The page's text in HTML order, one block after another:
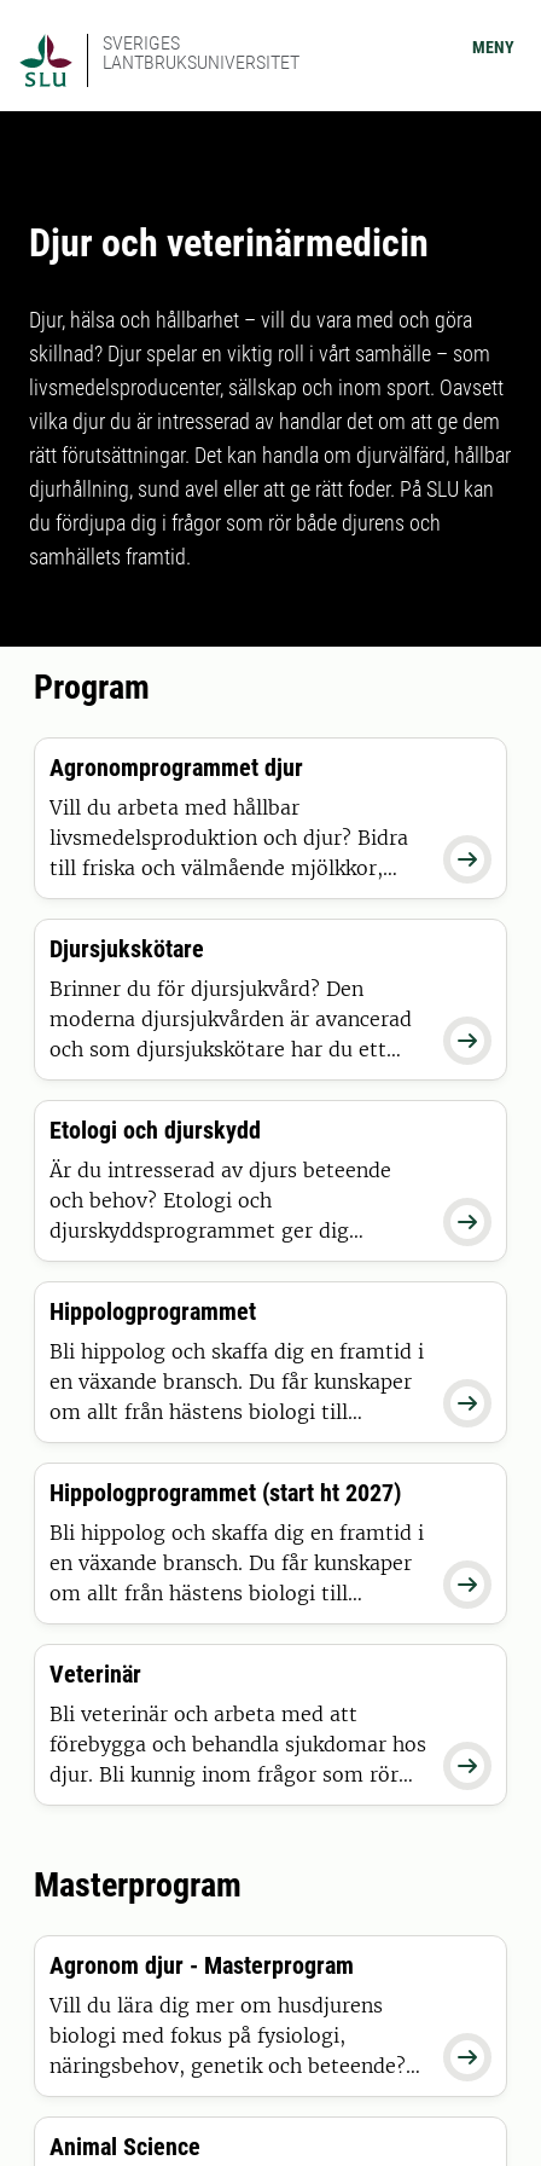
SVERIGES
LANTBRUKSUNIVERSITET
MENY
Djur och veterinärmedicin
Djur, hälsa och hållbarhet – vill du vara med och göra
skillnad? Djur spelar en viktig roll i vårt samhälle – som
livsmedelsproducenter, sällskap och inom sport. Oavsett
vilka djur du är intresserad av handlar det om att ge dem
rätt förutsättningar. Det kan handla om djurvälfärd, hållbar
djurhållning, sund avel eller att ge rätt foder. På SLU kan
du fördjupa dig i frågor som rör både djurens och
samhällets framtid.
Program

Agronomprogrammet djur
Vill du arbeta med hållbar
livsmedelsproduktion och djur? Bidra
till friska och välmående mjölkkor,
hållbar äggproduktion eller
svenska matförsörjning? Då är
djuragronom något för dig.

Djursjukskötare
Brinner du för djursjukvård? Den
moderna djursjukvården är avancerad
och som djursjukskötare har du ett
ansvarsfullt arbete. Du utför
kontakten med djurägarna, så yrket
kräver inte bara känsla för djur utan
också god kommunikation med
människor.

Etologi och djurskydd
Är du intresserad av djurs beteende
och behov? Etologi och
djurskyddsprogrammet ger dig
kompetens att arbeta med djur,
kunskaper för att kunna arbeta för
djurens bästa.

Hippologprogrammet
Bli hippolog och skaffa dig en framtid i
en växande bransch. Du får kunskaper
om allt från hästens biologi till
pedagogik och företagsekonomi
praktiska färdigheter. Utbildningen är
förlagd till hästnäringens
riksanläggningar Flyinge, Strömsholm
och Wången.

Hippologprogrammet (start ht 2027)
Bli hippolog och skaffa dig en framtid i
en växande bransch. Du får kunskaper
om allt från hästens biologi till
pedagogik och företagsekonomi
och hästhanering. Utbildningen är
förlagd till hästnäringens
riksanläggningar Strömsholm och
Flyinge.

Veterinär
Bli veterinär och arbeta med att
förebygga och behandla sjukdomar hos
djur. Bli kunnig inom frågor som rör
djurhälsa, djur- och smittskydd och
Masterprogram

Agronom djur - Masterprogram
Vill du lära dig mer om husdjurens
biologi med fokus på fysiologi,
näringsbehov, genetik och beteende?
Vill du dessutom få god kännedom om
för djurhållning och
Animal Science